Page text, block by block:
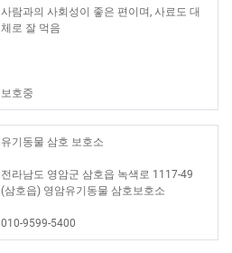
사람과의 사회성이 좋은 편이며, 사료도 대
체로 잘 먹음
보호중
유기동물 삼호 보호소
전라남도 영암군 삼호읍 녹색로 1117-49
(삼호읍) 영암유기동물 삼호보호소
010-9599-5400